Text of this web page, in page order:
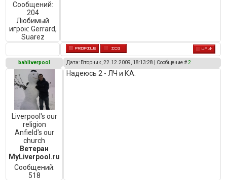
Сообщений:
204
Любимый
игрок: Gerrard,
Suarez
bahliverpool Дата: Вторник, 22.12.2009, 18:13:28 | Сообщение #2
Liverpool's our
religion
Anfield's our
church
Ветеран
MyLiverpool.ru
Сообщений:
518
Надеюсь 2 - ЛЧ и КА.